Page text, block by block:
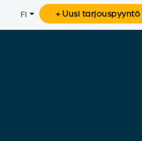
FI + Uusi tarjouspyyntö